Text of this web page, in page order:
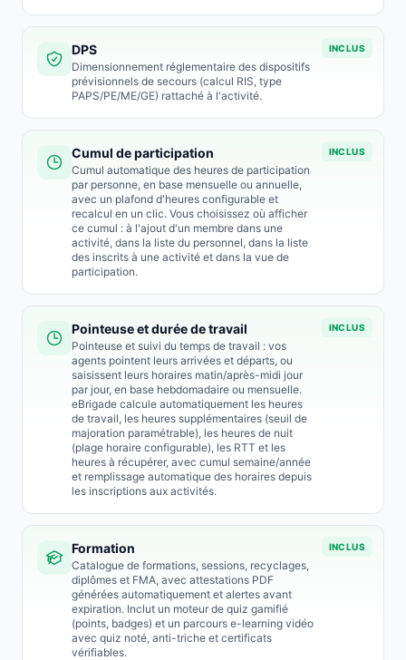
DPS
Dimensionnement réglementaire des dispositifs
prévisionnels de secours (calcul RIS, type
PAPS/PE/ME/GE) rattaché à l'activité.
INCLUS
Cumul de participation
Cumul automatique des heures de participation
par personne, en base mensuelle ou annuelle,
avec un plafond d'heures configurable et
recalcul en un clic. Vous choisissez où afficher
ce cumul : à l'ajout d'un membre dans une
activité, dans la liste du personnel, dans la liste
des inscrits à une activité et dans la vue de
participation.
INCLUS
Pointeuse et durée de travail
Pointeuse et suivi du temps de travail : vos
agents pointent leurs arrivées et départs, ou
saisissent leurs horaires matin/après-midi jour
par jour, en base hebdomadaire ou mensuelle.
eBrigade calcule automatiquement les heures
de travail, les heures supplémentaires (seuil de
majoration paramétrable), les heures de nuit
(plage horaire configurable), les RTT et les
heures à récupérer, avec cumul semaine/année
et remplissage automatique des horaires depuis
les inscriptions aux activités.
INCLUS
Formation
Catalogue de formations, sessions, recyclages,
diplômes et FMA, avec attestations PDF
générées automatiquement et alertes avant
expiration. Inclut un moteur de quiz gamifié
(points, badges) et un parcours e-learning vidéo
avec quiz noté, anti-triche et certificats
vérifiables.
INCLUS